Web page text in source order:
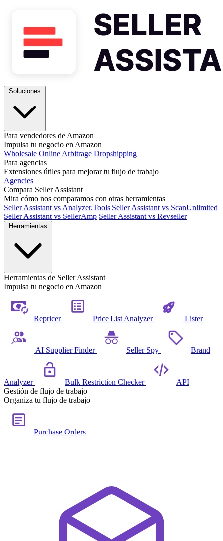
Para vendedores de Amazon
Impulsa tu negocio en Amazon
Wholesale Online Arbitrage Dropshipping
Para agencias
Extensiones útiles para mejorar tu flujo de trabajo
Agencies
Compara Seller Assistant
Mira cómo nos comparamos con otras herramientas
Seller Assistant vs Analyzer.Tools Seller Assistant vs ScanUnlimited
Seller Assistant vs SellerAmp Seller Assistant vs Revseller
Herramientas de Seller Assistant
Impulsa tu negocio en Amazon
Repricer Price List Analyzer Lister
AI Supplier Finder Seller Spy Brand
Analyzer Bulk Restriction Checker
API
Gestión de flujo de trabajo
Organiza tu flujo de trabajo
Purchase Orders